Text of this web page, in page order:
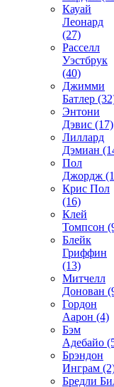
Кауай
Леонард
(27)
Расселл
Уэстбрук
(40)
Джимми
Батлер
Энтони
Дэвис (17)
Лиллард
Дэмиан
Пол
Джордж
Крис Пол
(16)
Клей
Томпсон
Блейк
Гриффин
(13)
Митчелл
Донован
Гордон
Аарон (4)
Бэм
Адебайо
Брэндон
Инграм
Бредли